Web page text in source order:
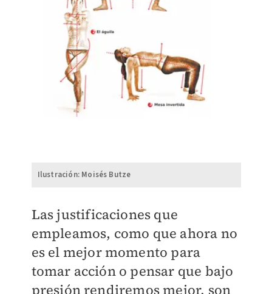
Ilustración: Moisés Butze
Las justificaciones que
empleamos, como que ahora no
es el mejor momento para
tomar acción o pensar que bajo
presión rendiremos mejor, son